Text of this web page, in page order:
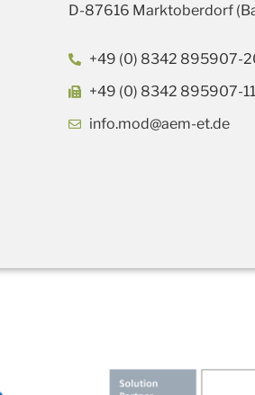
D-87616 Marktoberdorf
+49 (0) 8342 895907-
+49 (0) 8342 895907-11
info.mod@aem-et.de